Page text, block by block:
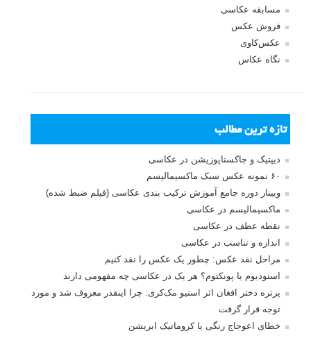
مسابقه عکاسی
فروش عکس
عکس‌کاوی
نگاه عکاس
تازه ترین مطالب
دیپتیک و جاکستا‌پوزیشن در عکاسی
۶۰ نمونه عکس سبک ماکسیمالیسم
وبینار دوره جامع آموزش ترکیب بندی عکاسی (فیلم ضبط شده)
ماکسیمالیسم در عکاسی
نقطه عطف در عکاسی
اندازه و تناسب در عکاسی
مراحل نقد عکس: چطور یک عکس را نقد کنیم
استودیوم یا پونکتوم؟ هر یک در عکاسی چه مفهومی دارند
پرتره دختر افغان اثر استیو مک‌کری: چرا اینقدر معروف شد و مورد
توجه قرار گرفت
خطای اعوجاج رنگی یا کروماتیک ابریشن